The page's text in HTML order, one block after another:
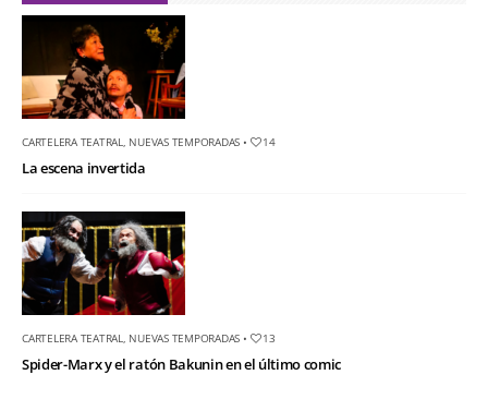
CARTELERA TEATRAL NUEVAS TEMPORADAS • 14
La escena invertida
CARTELERA TEATRAL NUEVAS TEMPORADAS • 13
Spider-Marx y el ratón Bakunin en el último comic